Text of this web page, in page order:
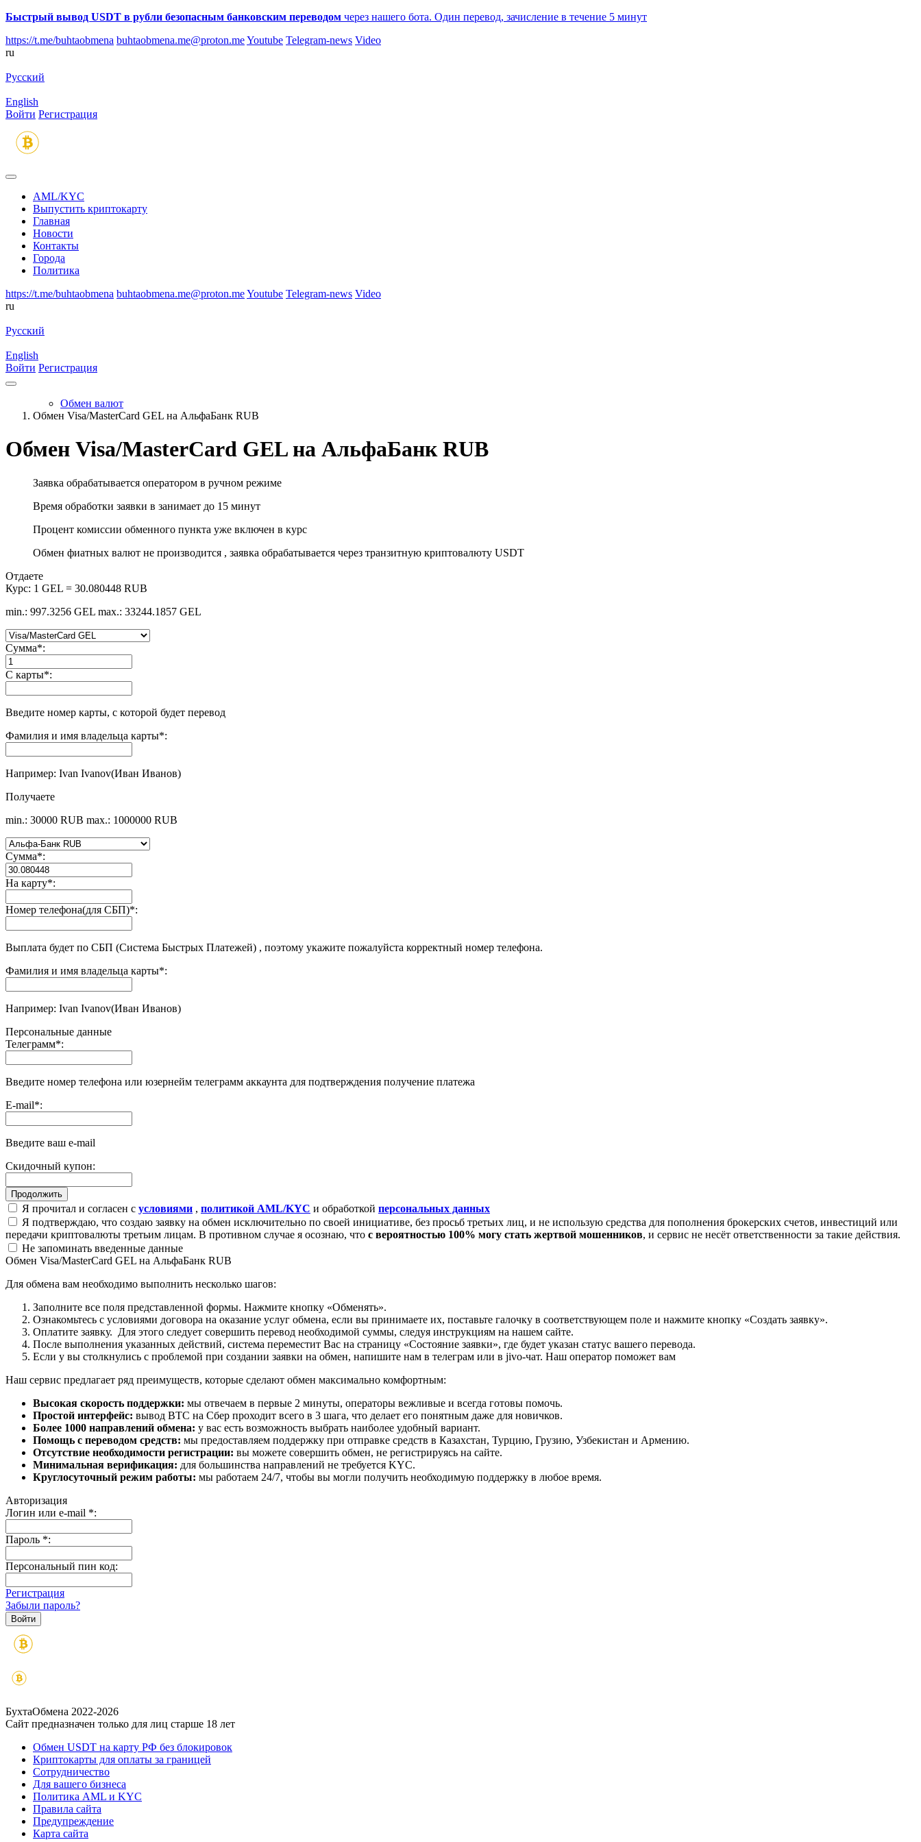
Быстрый вывод USDT в рубли безопасным банковским переводом через нашего бота. Один перевод, зачисление в течение 5 минут
https://t.me/buhtaobmena buhtaobmena.me@proton.meYoutube Telegram-news Video
ru
Русский
English
Войти Регистрация
AML/KYC
Выпустить криптокарту
Главная
Новости
Контакты
Города
Политика
https://t.me/buhtaobmena buhtaobmena.me@proton.meYoutube Telegram-news Video
ru
Русский
English
Войти Регистрация
Обмен валют
Обмен Visa/MasterCard GEL на АльфаБанк RUB
Обмен Visa/MasterCard GEL на АльфаБанк RUB
Заявка обрабатывается оператором в ручном режиме
Время обработки заявки в занимает до 15 минут
Процент комиссии обменного пункта уже включен в курс
Обмен фиатных валют не производится , заявка обрабатывается через транзитную криптовалюту USDT
Отдаете
Курс: 1 GEL = 30.080448 RUB
min.: 997.3256 GEL max.: 33244.1857 GEL
Сумма*:
С карты*:
Введите номер карты, с которой будет перевод
Фамилия и имя владельца карты*:
Например: Ivan Ivanov(Иван Иванов)
Получаете
min.: 30000 RUB max.: 1000000 RUB
Сумма*:
На карту*:
Номер телефона(для СБП)*:
Выплата будет по СБП (Система Быстрых Платежей) , поэтому укажите пожалуйста корректный номер телефона.
Фамилия и имя владельца карты*:
Например: Ivan Ivanov(Иван Иванов)
Персональные данные
Телеграмм*:
Введите номер телефона или юзернейм телеграмм аккаунта для подтверждения получение платежа
E-mail*:
Введите ваш e-mail
Скидочный купон:
Я прочитал и согласен с условиями , политикой AML/KYC и обработкой персональных данных
Я подтверждаю, что создаю заявку на обмен исключительно по своей инициативе, без просьб третьих лиц, и не использую средства для пополнения брокерских счетов, инвестиций или
передачи криптовалюты третьим лицам. В противном случае я осознаю, что с вероятностью 100% могу стать жертвой мошенников, и сервис не несёт ответственности за такие действия.
Не запоминать введенные данные
Обмен Visa/MasterCard GEL на АльфаБанк RUB
Для обмена вам необходимо выполнить несколько шагов:
Заполните все поля представленной формы. Нажмите кнопку «Обменять».
Ознакомьтесь с условиями договора на оказание услуг обмена, если вы принимаете их, поставьте галочку в соответствующем поле и нажмите кнопку «Создать заявку».
Оплатите заявку. Для этого следует совершить перевод необходимой суммы, следуя инструкциям на нашем сайте.
После выполнения указанных действий, система переместит Вас на страницу «Состояние заявки», где будет указан статус вашего перевода.
Если у вы столкнулись с проблемой при создании заявки на обмен, напишите нам в телеграм или в jivo-чат. Наш оператор поможет вам
Наш сервис предлагает ряд преимуществ, которые сделают обмен максимально комфортным:
Высокая скорость поддержки: мы отвечаем в первые 2 минуты, операторы вежливые и всегда готовы помочь.
Простой интерфейс: вывод BTC на Сбер проходит всего в 3 шага, что делает его понятным даже для новичков.
Более 1000 направлений обмена: у вас есть возможность выбрать наиболее удобный вариант.
Помощь с переводом средств: мы предоставляем поддержку при отправке средств в Казахстан, Турцию, Грузию, Узбекистан и Армению.
Отсутствие необходимости регистрации: вы можете совершить обмен, не регистрируясь на сайте.
Минимальная верификация: для большинства направлений не требуется KYC.
Круглосуточный режим работы: мы работаем 24/7, чтобы вы могли получить необходимую поддержку в любое время.
Авторизация
Логин или e-mail *:
Пароль *:
Персональный пин код:
Регистрация
Забыли пароль?
БухтаОбмена 2022-2026
Сайт предназначен только для лиц старше 18 лет
Обмен USDT на карту РФ без блокировок
Криптокарты для оплаты за границей
Сотрудничество
Для вашего бизнеса
Политика AML и KYC
Правила сайта
Предупреждение
Карта сайта